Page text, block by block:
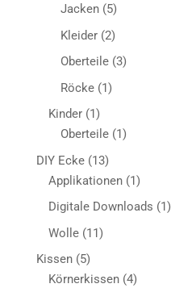
Produkte
Jacken 55
Produkte
Kleider 22
Produkte
Oberteile 33
Röcke 11
Kinder 11
Produkt
Oberteile 11
DIY Ecke 1313
Produkte
Applikationen 11
Produkt
Digitale Downloads 11
Wolle 1111
Kissen 55
Produkte
Körnerkissen 44